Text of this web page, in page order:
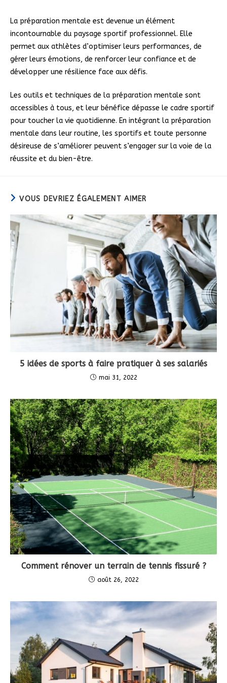
La préparation mentale est devenue un élément
incontournable du paysage sportif professionnel. Elle
permet aux athlètes d’optimiser leurs performances, de
gérer leurs émotions, de renforcer leur confiance et de
développer une résilience face aux défis.
Les outils et techniques de la préparation mentale sont
accessibles à tous, et leur bénéfice dépasse le cadre sportif
pour toucher la vie quotidienne. En intégrant la préparation
mentale dans leur routine, les sportifs et toute personne
désireuse de s’améliorer peuvent s’engager sur la voie de la
réussite et du bien-être.
VOUS DEVRIEZ ÉGALEMENT AIMER
5 idées de sports à faire pratiquer à ses salariés
mai 31, 2022
Comment rénover un terrain de tennis fissuré ?
août 26, 2022